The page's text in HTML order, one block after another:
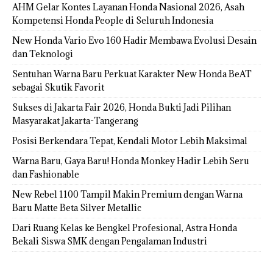
AHM Gelar Kontes Layanan Honda Nasional 2026, Asah
Kompetensi Honda People di Seluruh Indonesia
New Honda Vario Evo 160 Hadir Membawa Evolusi Desain
dan Teknologi
Sentuhan Warna Baru Perkuat Karakter New Honda BeAT
sebagai Skutik Favorit
Sukses di Jakarta Fair 2026, Honda Bukti Jadi Pilihan
Masyarakat Jakarta-Tangerang
Posisi Berkendara Tepat, Kendali Motor Lebih Maksimal
Warna Baru, Gaya Baru! Honda Monkey Hadir Lebih Seru
dan Fashionable
New Rebel 1100 Tampil Makin Premium dengan Warna
Baru Matte Beta Silver Metallic
Dari Ruang Kelas ke Bengkel Profesional, Astra Honda
Bekali Siswa SMK dengan Pengalaman Industri